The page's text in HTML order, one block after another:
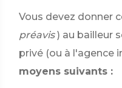
Vous devez donner
préavis ) au bailleur
privé (ou à l'agence
moyens suivants :